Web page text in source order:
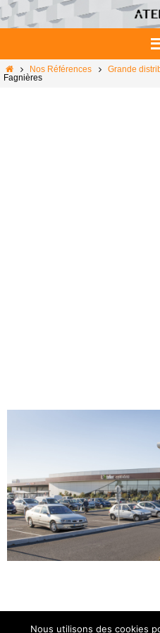
Passer
vers
le
HomeNos Références Grande
Fagnières
Nous utilisons des cookies